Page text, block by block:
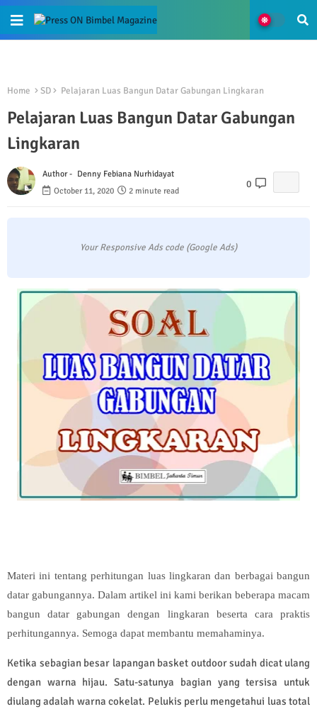
Home SD Pelajaran Luas Bangun Datar Gabungan Lingkaran
Pelajaran Luas Bangun Datar Gabungan
Lingkaran
Author - Denny Febiana Nurhidayat
October 11, 2020
2 minute read
0
Your Responsive Ads code (Google Ads)
Materi ini tentang perhitungan luas lingkaran dan berbagai bangun
datar gabungannya. Dalam artikel ini kami berikan beberapa macam
bangun datar gabungan dengan lingkaran beserta cara praktis
perhitungannya. Semoga dapat membantu memahaminya.
Ketika sebagian besar lapangan basket outdoor sudah dicat ulang
dengan warna hijau. Satu-satunya bagian yang tersisa untuk
diulang adalah warna cokelat. Pelukis perlu mengetahui luas total